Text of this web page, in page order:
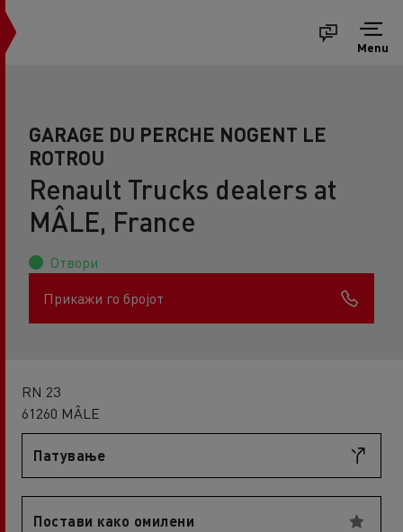
Menu
GARAGE DU PERCHE NOGENT LE
ROTROU
Renault Trucks dealers at
MÂLE, France
Отвори
Прикажи го бројот
RN 23
61260 MÂLE
Патување
Постави како омилени